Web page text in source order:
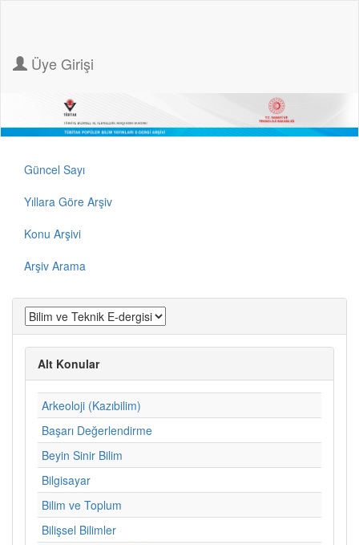
Üye Girişi
Güncel Sayı
Yıllara Göre Arşiv
Konu Arşivi
Arşiv Arama
Alt Konular
Arkeoloji (Kazıbilim)
Başarı Değerlendirme
Beyin Sinir Bilim
Bilgisayar
Bilim ve Toplum
Bilişsel Bilimler